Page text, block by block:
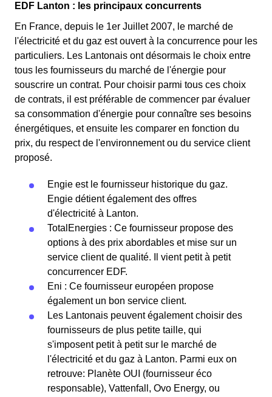
EDF Lanton : les principaux concurrents
En France, depuis le 1er Juillet 2007, le marché de
l'électricité et du gaz est ouvert à la concurrence pour les
particuliers. Les Lantonais ont désormais le choix entre
tous les fournisseurs du marché de l'énergie pour
souscrire un contrat. Pour choisir parmi tous ces choix
de contrats, il est préférable de commencer par évaluer
sa consommation d'énergie pour connaître ses besoins
énergétiques, et ensuite les comparer en fonction du
prix, du respect de l'environnement ou du service client
proposé.
Engie est le fournisseur historique du gaz.
Engie détient également des offres
d'électricité à Lanton.
TotalEnergies : Ce fournisseur propose des
options à des prix abordables et mise sur un
service client de qualité. Il vient petit à petit
concurrencer EDF.
Eni : Ce fournisseur européen propose
également un bon service client.
Les Lantonais peuvent également choisir des
fournisseurs de plus petite taille, qui
s'imposent petit à petit sur le marché de
l'électricité et du gaz à Lanton. Parmi eux on
retrouve: Planète OUI (fournisseur éco
responsable), Vattenfall, Ovo Energy, ou